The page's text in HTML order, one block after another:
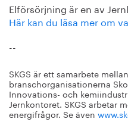
Elförsörjning är en av
Här kan du läsa mer om
--
SKGS är ett samarbete
branschorganisationerna
Innovations- och
Jernkontoret. SKGS arbetar
energifrågor. Se även